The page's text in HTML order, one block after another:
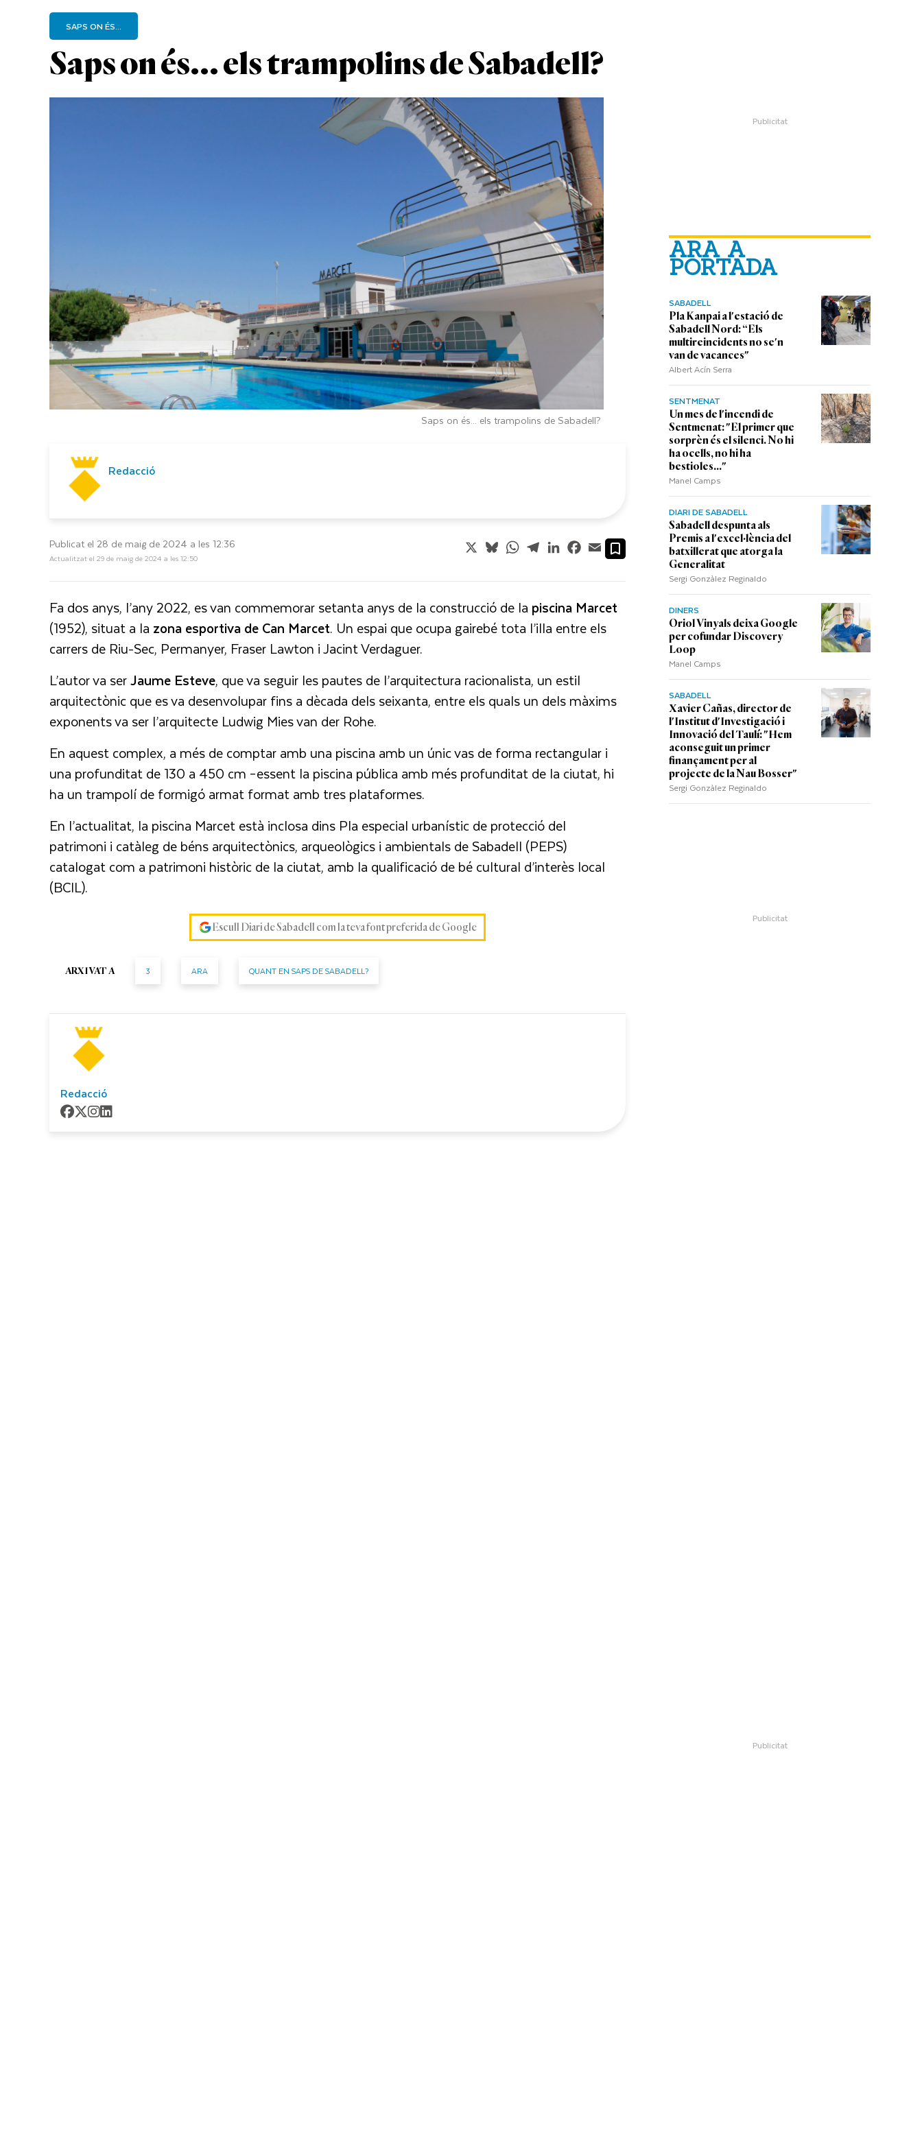
ARA A
PORTADA
SABADELL
Pla Kanpai a l'estació de
Sabadell Nord: “Els
multireincidents no se'n
van de vacances"
Albert Acín Serra
SENTMENAT
Un mes de l'incendi de
Sentmenat: "El primer que
sorprèn és el silenci. No hi
ha ocells, no hi ha
bestioles..."
Manel Camps
DIARI DE SABADELL
Sabadell despunta als
Premis a l'excel·lència del
batxillerat que atorga la
Generalitat
Sergi Gonzàlez Reginaldo
DINERS
Oriol Vinyals deixa Google
per cofundar Discovery
Loop
Manel Camps
SABADELL
Xavier Cañas, director de
l'Institut d'Investigació i
Innovació del Taulí: "Hem
aconseguit un primer
finançament per al
projecte de la Nau Bosser"
Sergi Gonzàlez Reginaldo
Saps on és... els trampolins de Sabadell?
SAPS ON ÉS...
Saps on és... els trampolins de Sabadell?
Redacció
Publicat el 28 de maig de 2024 a les 12:36
Actualitzat el 29 de maig de 2024 a les 12:50
X BlueskyWhatsApp
TelegramLinkedInFacebook
Email
Fa dos anys, l’any 2022, es van commemorar setanta anys de la construcció de la piscina Marcet
(1952), situat a la zona esportiva de Can Marcet. Un espai que ocupa gairebé tota l’illa entre els
carrers de Riu-Sec, Permanyer, Fraser Lawton i Jacint Verdaguer.
L’autor va serJaume Esteve, que va seguir les pautes de l’arquitectura racionalista, un estil
arquitectònic que es va desenvolupar fins a dècada dels seixanta, entre els quals un dels màxims
exponents va ser l’arquitecte Ludwig Mies van der Rohe.
En aquest complex, a més de comptar amb una piscina amb un únic vas de forma rectangular i
una profunditat de 130 a 450 cm –essent la piscina pública amb més profunditat de la ciutat, hi
ha un trampolí de formigó armat format amb tres plataformes.
En l’actualitat, la piscina Marcet està inclosa dins Pla especial urbanístic de protecció del
patrimoni i catàleg de béns arquitectònics, arqueològics i ambientals de Sabadell (PEPS)
catalogat com a patrimoni històric de la ciutat, amb la qualificació de bé cultural d’interès local
(BCIL).
Escull Diari de Sabadell com la teva font preferida de Google
ARXIVAT A 3 ARA QUANT EN SAPS DE SABADELL?
Redacció